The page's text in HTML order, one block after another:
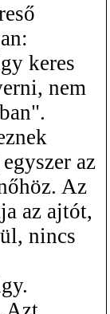
keres
nem
az
Az
az ajtót,
nincs